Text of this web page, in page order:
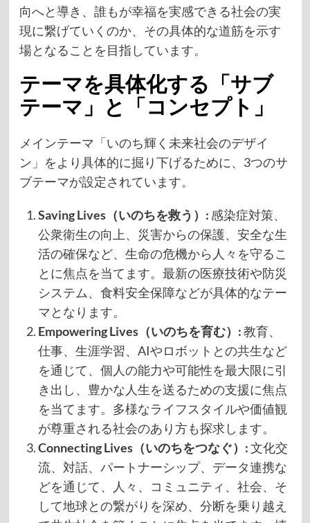
向へと導き、誰もが幸福を実感できる社会の実
現に繋げていくのか、その具体的な道筋を示す
場となることを目指しています。
テーマを具体化する「サブ
テーマ」と「コンセプト」
メインテーマ「いのち輝く未来社会のデザイ
ン」をより具体的に掘り下げるために、3つのサ
ブテーマが設定されています。
Saving Lives（いのちを救う）: 感染症対策、
公衆衛生の向上、災害からの保護、安全な生
活の確保など、生命の危機から人々を守るこ
とに焦点を当てます。最新の医療技術や防災
システム、食料安全保障などが具体的なテー
マとなります。
Empowering Lives（いのちを育む）:教育、
仕事、生涯学習、AIやロボットとの共生など
を通じて、個人の能力や可能性を最大限に引
き出し、豊かな人生を送るための支援に焦点
を当てます。多様なライフスタイルや価値観
が尊重される社会のあり方も探求します。
Connecting Lives（いのちをつなぐ）:文化交
流、対話、パートナーシップ、データ連携な
どを通じて、人々、コミュニティ、社会、そ
して地球との繋がりを深め、分断を乗り越え